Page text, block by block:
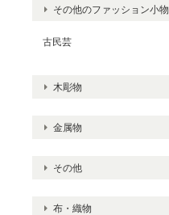
その他のファッション小物
古民芸
木彫物
金属物
その他
布・織物